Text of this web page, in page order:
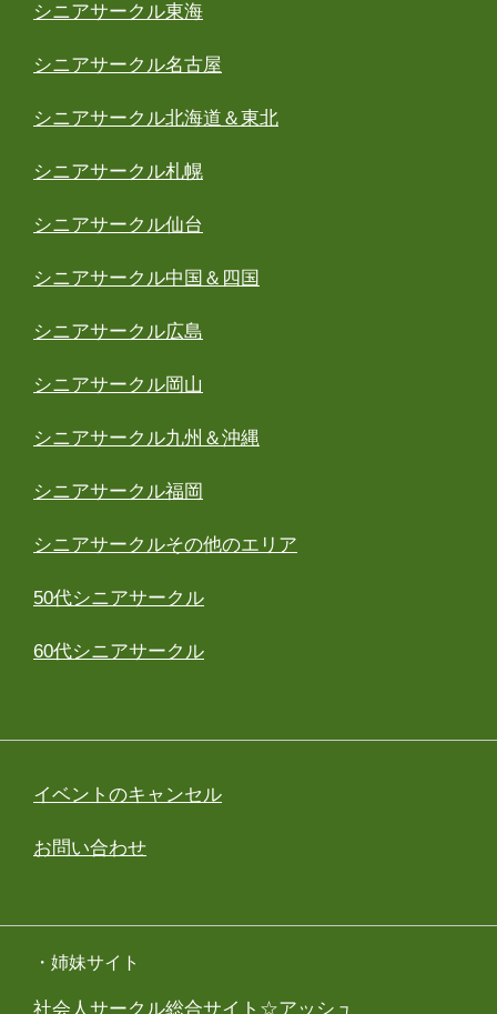
シニアサークル東海
シニアサークル名古屋
シニアサークル北海道＆東北
シニアサークル札幌
シニアサークル仙台
シニアサークル中国＆四国
シニアサークル広島
シニアサークル岡山
シニアサークル九州＆沖縄
シニアサークル福岡
シニアサークルその他のエリア
50代シニアサークル
60代シニアサークル
イベントのキャンセル
お問い合わせ
・姉妹サイト
社会人サークル総合サイト☆アッシュ